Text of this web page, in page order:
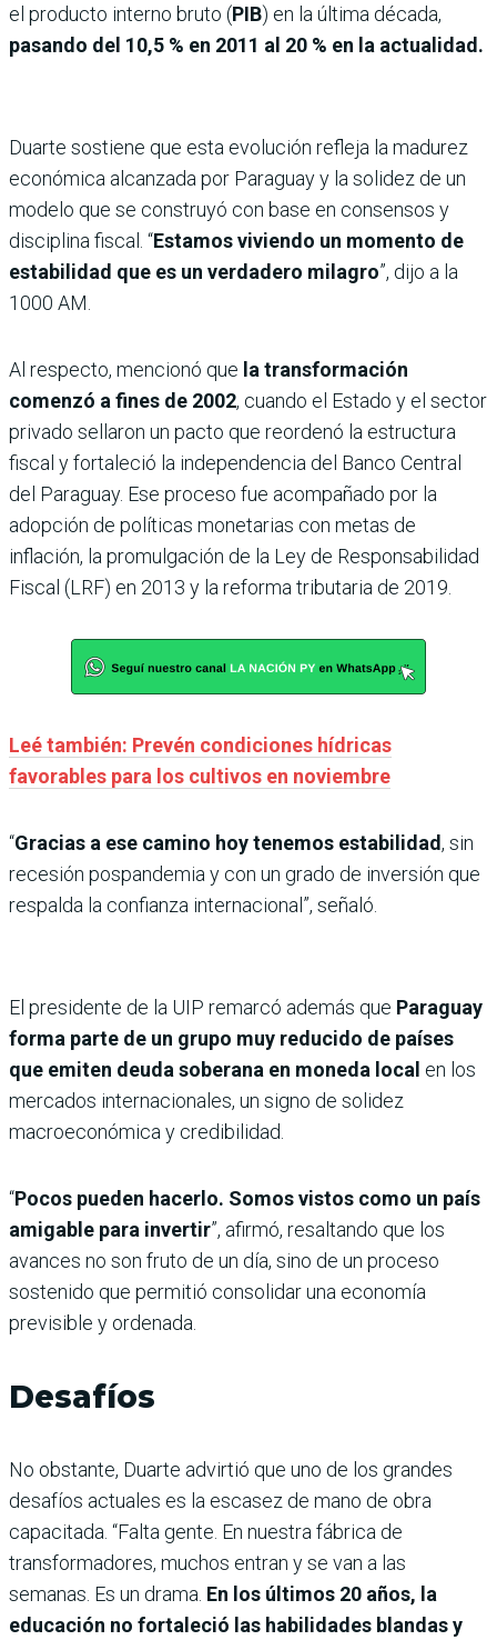
el producto interno bruto (PIB) en la última década,
pasando del 10,5 % en 2011 al 20 % en la actualidad.
Duarte sostiene que esta evolución refleja la madurez
económica alcanzada por Paraguay y la solidez de un
modelo que se construyó con base en consensos y
disciplina fiscal. “Estamos viviendo un momento de
estabilidad que es un verdadero milagro”, dijo a la
1000 AM.
Al respecto, mencionó que la transformación
comenzó a fines de 2002, cuando el Estado y el sector
privado sellaron un pacto que reordenó la estructura
fiscal y fortaleció la independencia del Banco Central
del Paraguay. Ese proceso fue acompañado por la
adopción de políticas monetarias con metas de
inflación, la promulgación de la Ley de Responsabilidad
Fiscal (LRF) en 2013 y la reforma tributaria de 2019.
Leé también: Prevén condiciones hídricas
favorables para los cultivos en noviembre
“Gracias a ese camino hoy tenemos estabilidad, sin
recesión pospandemia y con un grado de inversión que
respalda la confianza internacional”, señaló.
El presidente de la UIP remarcó además que Paraguay
forma parte de un grupo muy reducido de países
que emiten deuda soberana en moneda local en los
mercados internacionales, un signo de solidez
macroeconómica y credibilidad.
“Pocos pueden hacerlo. Somos vistos como un país
amigable para invertir”, afirmó, resaltando que los
avances no son fruto de un día, sino de un proceso
sostenido que permitió consolidar una economía
previsible y ordenada.
Desafíos
No obstante, Duarte advirtió que uno de los grandes
desafíos actuales es la escasez de mano de obra
capacitada. “Falta gente. En nuestra fábrica de
transformadores, muchos entran y se van a las
semanas. Es un drama. En los últimos 20 años, la
educación no fortaleció las habilidades blandas y